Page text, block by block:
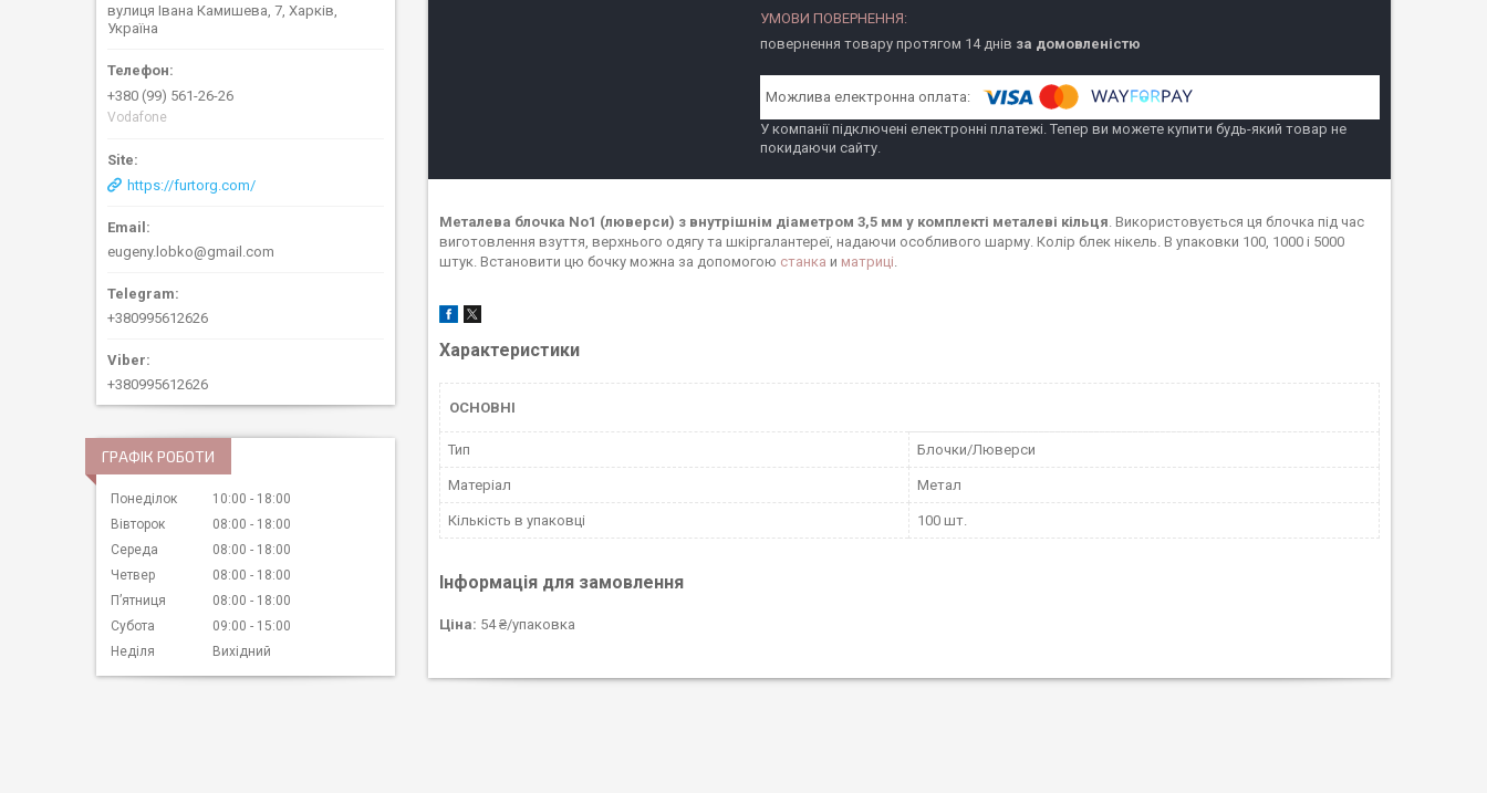
повернення товару протягом 14 днів за домовленістю
У компанії підключені електронні платежі. Тепер ви можете купити будь-який товар не
покидаючи сайту.
Металева блочка No1 (люверси) з внутрішнім діаметром 3,5 мм у комплекті металеві кільця . Використовується ця блочка під час
виготовлення взуття, верхнього одягу та шкіргалантереї, надаючи особливого шарму. Колір блек нікель. В упаковки 100, 1000 і 5000
штук. Встановити цю бочку можна за допомогою станка и матриці
Характеристики
ОСНОВНІ
Тип Блочки/Люверси
Матеріал Метал
Кількість в упаковці 100 шт.
Інформація для замовлення
Ціна: 54 ₴/упаковка
вулиця Івана Камишева, 7, Харків,
Україна
+380 (99) 561-26-26
Vodafone
https://furtorg.com/
eugeny.lobko@gmail.com
+380995612626
+380995612626
ГРАФІК РОБОТИ
Понеділок 10:00
18:00
Вівторок
08:00
18:00
Середа
08:00
18:00
Четвер
08:00
18:00
Пʼятниця
08:00
18:00
Субота
09:00
15:00
Неділя
Вихідний